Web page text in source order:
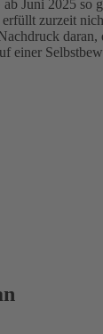
Juni 2025 so
zurzeit
daran,
einer